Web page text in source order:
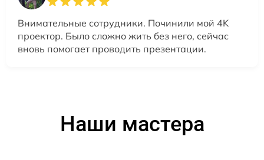
Внимательные сотрудники. Починили мой 4K
проектор. Было сложно жить без него, сейчас
вновь помогает проводить презентации.
Наши мастера